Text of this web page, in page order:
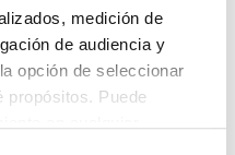
medición de
de audiencia y
opción de seleccionar
propósitos. Puede
aquí.
que estás
enlaces: